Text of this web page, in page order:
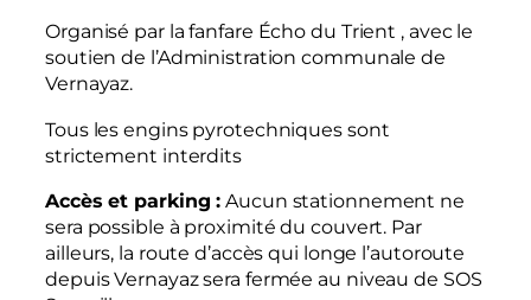
Organisé par la fanfare Écho du Trient , avec le
soutien de l’Administration communale de
Vernayaz.
Tous les engins pyrotechniques sont
strictement interdits
Accès et parking : Aucun stationnement ne
sera possible à proximité du couvert. Par
ailleurs, la route d’accès qui longe l’autoroute
depuis Vernayaz sera fermée au niveau de SOS